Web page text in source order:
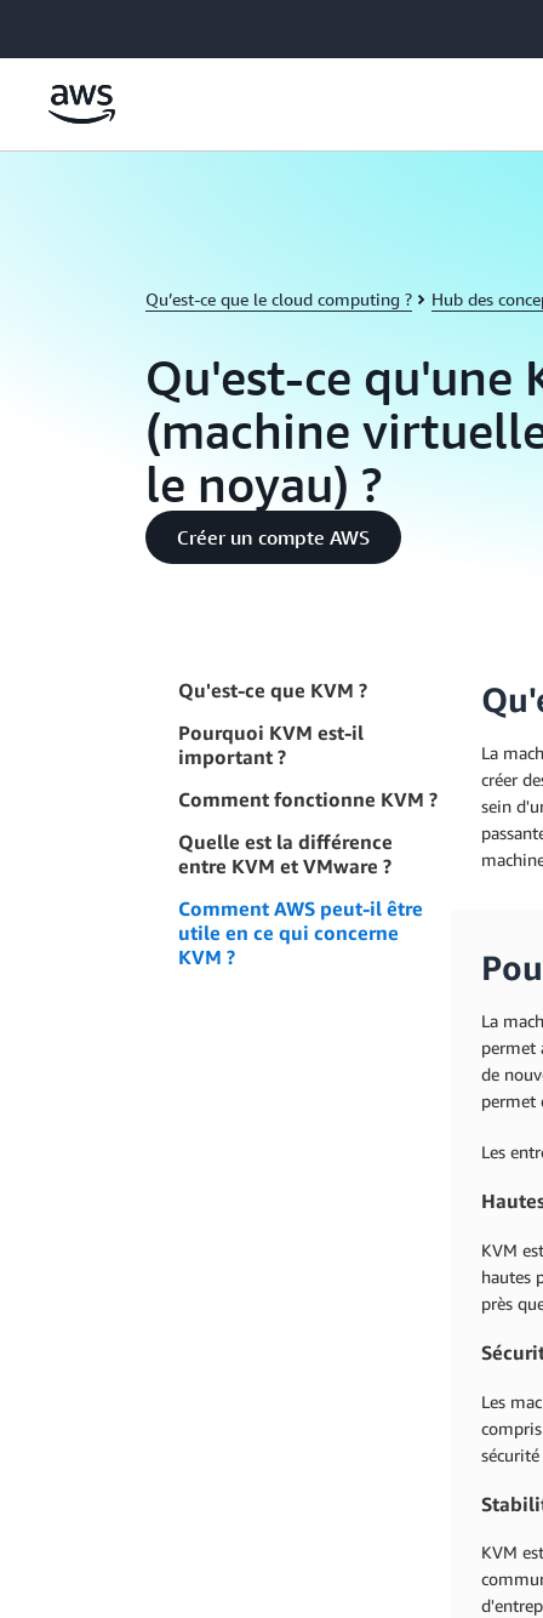
Qu’est-ce que le cloud computing ? Hub des
Qu'est-ce qu'une
(machine
le noyau) ?
Créer un compte AWS
Qu'est-ce que KVM ?
Pourquoi KVM est-il
important ?
Comment fonctionne KVM ?
Quelle est la différence
entre KVM et VMware ?
Comment AWS peut-il être
utile en ce qui concerne
KVM ?
La
créer
sein
La
permet
de
permet
Les
KVM
hautes
près
Les
KVM